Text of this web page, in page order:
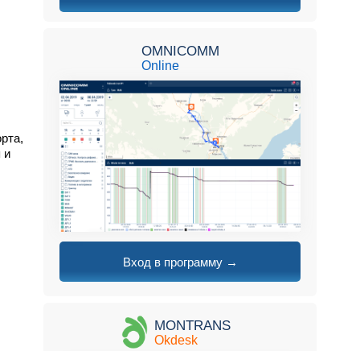
MONTRANS
Okdesk
и
Вход в программу →
OMNICOMM
Online